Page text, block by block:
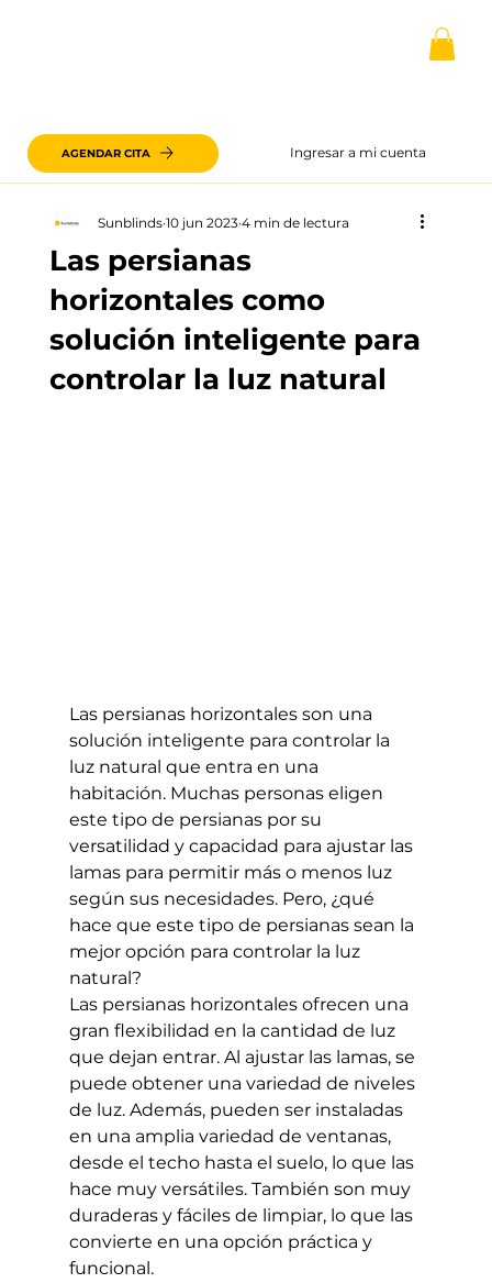
Ingresar a mi cuenta
AGENDAR CITA
Las persianas
horizontales como
solución inteligente para
controlar la luz natural
Sunblinds 10 jun 2023 4 min de lectura
Las persianas horizontales son una
solución inteligente para controlar la
luz natural que entra en una
habitación. Muchas personas eligen
este tipo de persianas por su
versatilidad y capacidad para ajustar las
lamas para permitir más o menos luz
según sus necesidades. Pero, ¿qué
hace que este tipo de persianas sean la
mejor opción para controlar la luz
natural?
Las persianas horizontales ofrecen una
gran flexibilidad en la cantidad de luz
que dejan entrar. Al ajustar las lamas, se
puede obtener una variedad de niveles
de luz. Además, pueden ser instaladas
en una amplia variedad de ventanas,
desde el techo hasta el suelo, lo que las
hace muy versátiles. También son muy
duraderas y fáciles de limpiar, lo que las
convierte en una opción práctica y
funcional.